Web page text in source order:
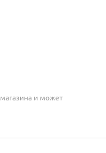
и может